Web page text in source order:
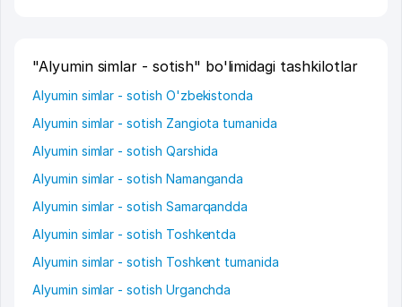
"Alyumin simlar - sotish" bo'limidagi tashkilotlar
Alyumin simlar - sotish O'zbekistonda
Alyumin simlar - sotish Zangiota tumanida
Alyumin simlar - sotish Qarshida
Alyumin simlar - sotish Namanganda
Alyumin simlar - sotish Samarqandda
Alyumin simlar - sotish Toshkentda
Alyumin simlar - sotish Toshkent tumanida
Alyumin simlar - sotish Urganchda